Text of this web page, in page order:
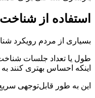
استفاده از
بسیاری از مردم رویکرد
طول یا تعداد جلسات
اینکه احساس بهتری کنند به
این به طور قابل‌توجهی